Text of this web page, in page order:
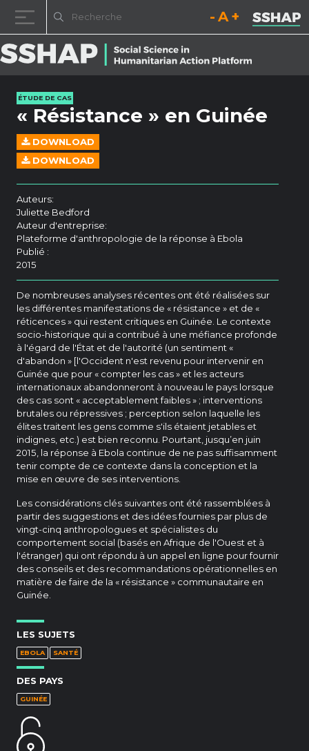
Diminuez la taille de la
Réinitialisez la
ÉTUDE DE CAS
« Résistance » en Guinée
DOWNLOAD
DOWNLOAD
Auteurs:
Juliette Bedford
Auteur d'entreprise:
Plateforme d'anthropologie de la réponse à Ebola
Publié :
2015
De nombreuses analyses récentes ont été réalisées sur
les différentes manifestations de « résistance » et de «
réticences » qui restent critiques en Guinée. Le contexte
socio-historique qui a contribué à une méfiance profonde
à l'égard de l'État et de l'autorité (un sentiment «
d'abandon » [l'Occident n'est revenu pour intervenir en
Guinée que pour « compter les cas » et les acteurs
internationaux abandonneront à nouveau le pays lorsque
des cas sont « acceptablement faibles » ; interventions
brutales ou répressives ; perception selon laquelle les
élites traitent les gens comme s'ils étaient jetables et
indignes, etc.) est bien reconnu. Pourtant, jusqu’en juin
2015, la réponse à Ebola continue de ne pas suffisamment
tenir compte de ce contexte dans la conception et la
mise en œuvre de ses interventions.
Les considérations clés suivantes ont été rassemblées à
partir des suggestions et des idées fournies par plus de
vingt-cinq anthropologues et spécialistes du
comportement social (basés en Afrique de l'Ouest et à
l'étranger) qui ont répondu à un appel en ligne pour fournir
des conseils et des recommandations opérationnelles en
matière de faire de la « résistance » communautaire en
Guinée.
LES SUJETS
EBOLA SANTÉ
DES PAYS
GUINÉE